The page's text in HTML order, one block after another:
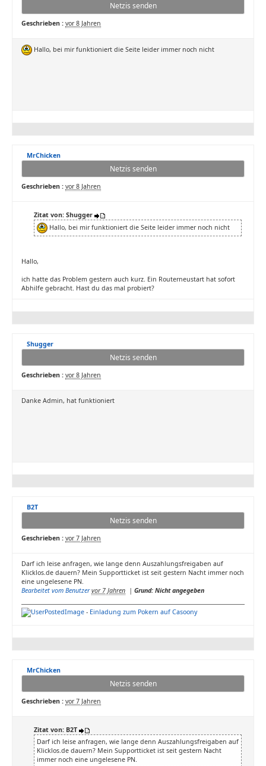
Netzis senden
Geschrieben : vor 8 Jahren
Hallo, bei mir funktioniert die Seite leider immer noch nicht
MrChicken
Netzis senden
Geschrieben : vor 8 Jahren
Zitat von: Shugger
Hallo, bei mir funktioniert die Seite leider immer noch nicht
Hallo,
ich hatte das Problem gestern auch kurz. Ein Routerneustart hat sofort
Abhilfe gebracht. Hast du das mal probiert?
Shugger
Netzis senden
Geschrieben : vor 8 Jahren
Danke Admin, hat funktioniert
B2T
Netzis senden
Geschrieben : vor 7 Jahren
Darf ich leise anfragen, wie lange denn Auszahlungsfreigaben auf
Klicklos.de dauern? Mein Supportticket ist seit gestern Nacht immer noch
eine ungelesene PN.
Bearbeitet vom Benutzer vor 7 Jahren | Grund: Nicht angegeben
- Einladung zum Pokern auf Casoony
MrChicken
Netzis senden
Geschrieben : vor 7 Jahren
Zitat von: B2T
Darf ich leise anfragen, wie lange denn Auszahlungsfreigaben auf
Klicklos.de dauern? Mein Supportticket ist seit gestern Nacht
immer noch eine ungelesene PN.